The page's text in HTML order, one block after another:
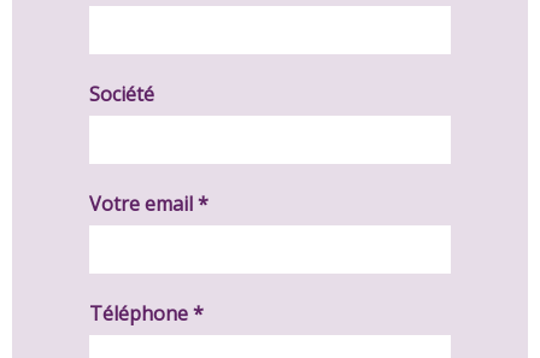
Société
Votre email *
Téléphone *